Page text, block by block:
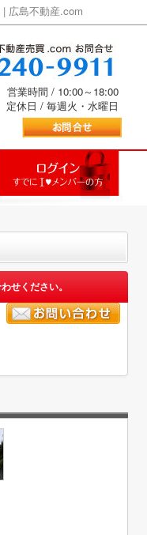
広島不動産.com
営業時間 / 10:00～18:00
定休日 / 毎週火・水曜日
せください。